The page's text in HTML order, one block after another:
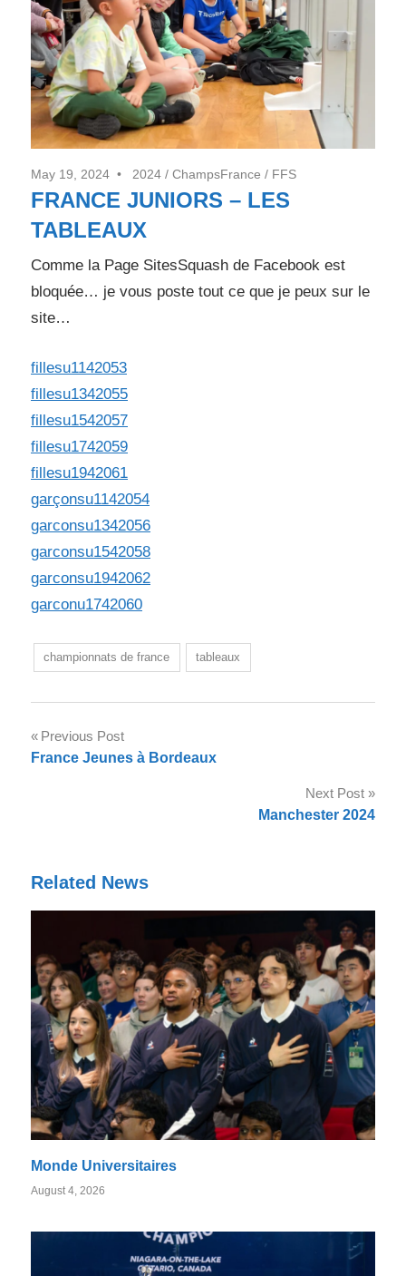
May 19, 2024 2024 / ChampsFrance / FFS
FRANCE JUNIORS – LES
TABLEAUX
Comme la Page SitesSquash de Facebook est
bloquée… je vous poste tout ce que je peux sur le
site…
fillesu1142053
fillesu1342055
fillesu1542057
fillesu1742059
fillesu1942061
garçonsu1142054
garconsu1342056
garconsu1542058
garconsu1942062
garconu1742060
championnats de france tableaux
Post
Previous Post
France Jeunes à Bordeaux
Next Post
Manchester 2024
Related News
Monde Universitaires
August 4, 2026